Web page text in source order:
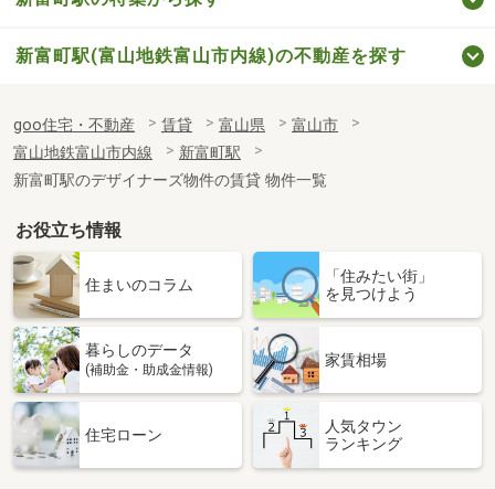
新富町駅(富山地鉄富山市内線)の不動産を探す
goo住宅・不動産 賃貸 富山県
富山市
富山地鉄富山市内線
新富町駅
新富町駅のデザイナーズ物件の賃貸 物件一覧
お役立ち情報
住まいのコラム
「住みたい街」
を見つけよう
暮らしのデータ
(補助金・助成金情報)
家賃相場
住宅ローン
人気タウン
ランキング